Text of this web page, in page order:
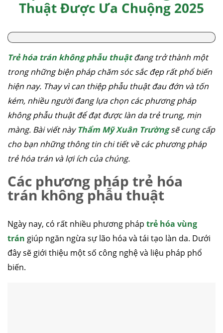
Thuật Được Ưa Chuộng 2025
Trẻ hóa trán không phẫu thuật đang trở thành một
trong những biện pháp chăm sóc sắc đẹp rất phổ biến
hiện nay. Thay vì can thiệp phẫu thuật đau đớn và tốn
kém, nhiều người đang lựa chọn các phương pháp
không phẫu thuật để đạt được làn da trẻ trung, mịn
màng. Bài viết nàyThẩm Mỹ Xuân Trườngsẽ cung cấp
cho bạn những thông tin chi tiết về các phương pháp
trẻ hóa trán và lợi ích của chúng.
Các phương pháp trẻ hóa
trán không phẫu thuật
Ngày nay, có rất nhiều phương pháp trẻ hóa vùng
trán giúp ngăn ngừa sự lão hóa và tái tạo làn da. Dưới
đây sẽ giới thiệu một số công nghệ và liệu pháp phổ
biến.